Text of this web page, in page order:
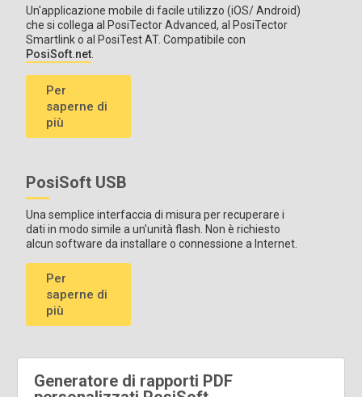
Un'applicazione mobile di facile utilizzo (iOS/ Android)
che si collega al PosiTector Advanced, al PosiTector
Smartlink o al PosiTest AT. Compatibile con
PosiSoft.net.
Per
saperne di
più
PosiSoft USB
Una semplice interfaccia di misura per recuperare i
dati in modo simile a un'unità flash. Non è richiesto
alcun software da installare o connessione a Internet.
Per
saperne di
più
Generatore di rapporti PDF